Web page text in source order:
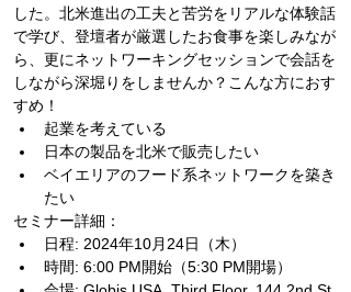
した。北米進出の工夫と苦労をリアルな体験話
で学び、登壇者が厳選したお食事を楽しみなが
ら、更にネットワーキングセッションで会話を
しながら深堀りをしませんか？こんな方におす
すめ！
起業を考えている
日本の製品を北米で販売したい
ベイエリアのフード系ネットワークを築き
たい
セミナー詳細：
日程: 2024年10月24日（木）
時間: 6:00 PM開始（5:30 PM開場）